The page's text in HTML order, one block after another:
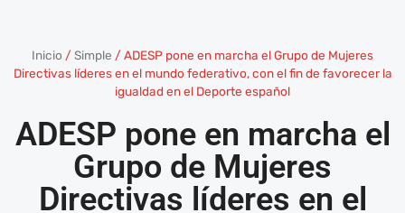
Inicio / Simple / ADESP pone en marcha el Grupo de Mujeres
Directivas líderes en el mundo federativo, con el fin de favorecer la
igualdad en el Deporte español
ADESP pone en marcha el
Grupo de Mujeres
Directivas líderes en el